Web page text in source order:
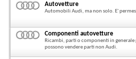
Autovetture
Automobili Audi, ma non solo. E'
Componenti autovetture
Ricambi, parti o componenti in
possono vendere parti non Audi.